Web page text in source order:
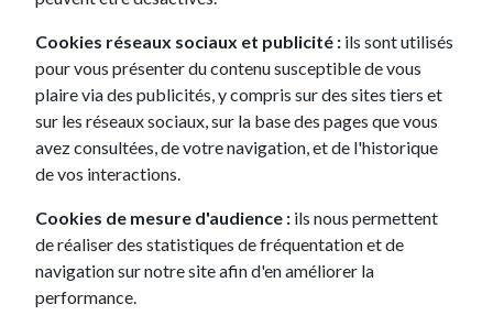
Cookies réseaux sociaux et publicité : ils sont utilisés
pour vous présenter du contenu susceptible de vous
plaire via des publicités, y compris sur des sites tiers et
sur les réseaux sociaux, sur la base des pages que vous
avez consultées, de votre navigation, et de l'historique
de vos interactions.
Cookies de mesure d'audience : ils nous permettent
de réaliser des statistiques de fréquentation et de
navigation sur notre site afin d'en améliorer la
performance.
images est limité par les termes et conditions d'un contrat de
licence distinct. Toute utilisation non autorisée, reproduction,
distribution, enregistrement ou modification de ces images
est strictement interdite.
Mentions relatives à l'utilisation de
Un cookie est un petit fichier informatique, un traceur. Il
permet d'analyser le comportement des usagers lors de la
visite d'un site internet, de la lecture d'un courrier
électronique, de l'installation ou de l'utilisation d'un logiciel ou